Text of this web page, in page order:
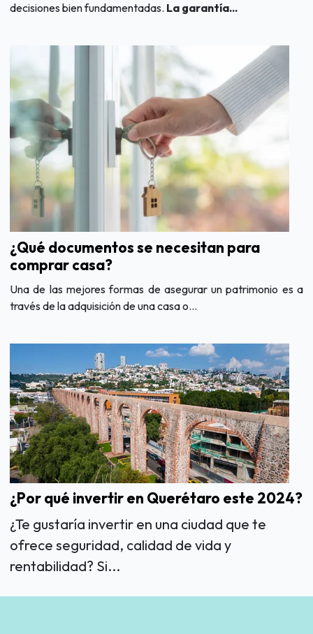
decisiones bien fundamentadas. La garantía...
¿Qué documentos se necesitan para
comprar casa?
Una de las mejores formas de asegurar un patrimonio es a
través de la adquisición de una casa o...
¿Por qué invertir en Querétaro este 2024?
¿Te gustaría invertir en una ciudad que te
ofrece seguridad, calidad de vida y
rentabilidad? Si...